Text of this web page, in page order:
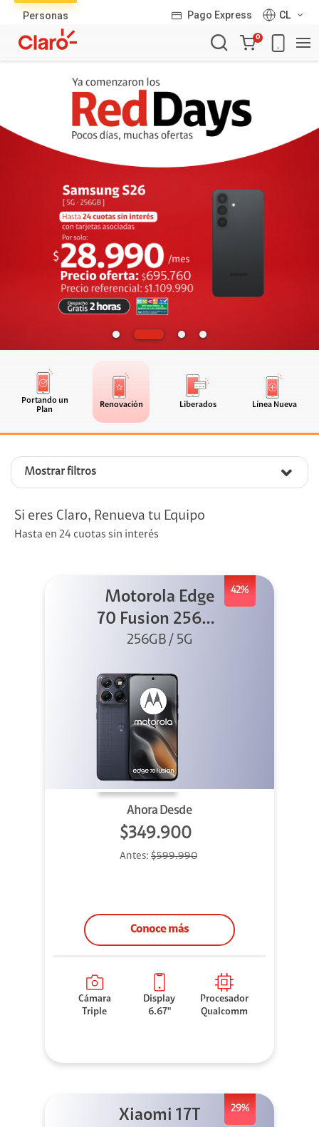
Personas Pago Express
CL
Carro
de
0
Portando un
Plan
Renovación Liberados Línea Nueva
Mostrar filtros
productos
Si eres Claro, Renueva tu Equipo
Hasta en 24 cuotas sin interés
42%
Motorola Edge
70 Fusion 256GB
Azul
256GB / 5G
Ahora Desde
$349.900
Antes: $599.990
Conoce más
Cámara
Triple
Display
6.67"
Procesador
Qualcomm
29%
Xiaomi 17T